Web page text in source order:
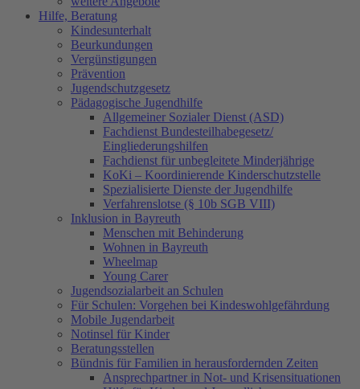
Hilfe, Beratung
Kindesunterhalt
Beurkundungen
Vergünstigungen
Prävention
Jugendschutzgesetz
Pädagogische Jugendhilfe
Allgemeiner Sozialer Dienst (ASD)
Fachdienst Bundesteilhabegesetz/
Eingliederungshilfen
Fachdienst für unbegleitete Minderjährige
KoKi – Koordinierende Kinderschutzstelle
Spezialisierte Dienste der Jugendhilfe
Verfahrenslotse (§ 10b SGB VIII)
Inklusion in Bayreuth
Menschen mit Behinderung
Wohnen in Bayreuth
Wheelmap
Young Carer
Jugendsozialarbeit an Schulen
Für Schulen: Vorgehen bei Kindeswohlgefährdung
Mobile Jugendarbeit
Notinsel für Kinder
Beratungsstellen
Bündnis für Familien in herausfordernden Zeiten
Ansprechpartner in Not- und Krisensituationen